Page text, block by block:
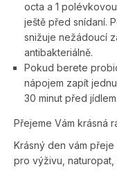
octa a 1
ještě před snídaní.
snižuje nežádoucí
antibakteriálně.
Pokud berete
nápojem zapít
30 minut před jídlem.
Přejeme Vám krásná
Krásný den vám
pro výživu, naturopat,